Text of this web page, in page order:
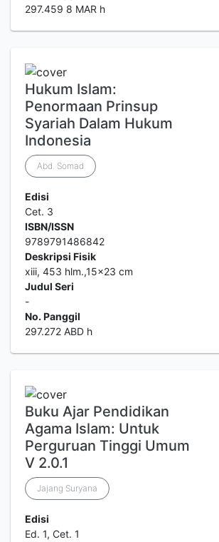
297.459 8 MAR h
Hukum Islam:
Penormaan Prinsup
Syariah Dalam Hukum
Indonesia
Abd. Somad
Edisi
Cet. 3
ISBN/ISSN
9789791486842
Deskripsi Fisik
xiii, 453 hlm.,15x23 cm
Judul Seri
-
No. Panggil
297.272 ABD h
Buku Ajar Pendidikan
Agama Islam: Untuk
Perguruan Tinggi Umum
V 2.0.1
Jajang Suryana
Edisi
Ed. 1, Cet. 1